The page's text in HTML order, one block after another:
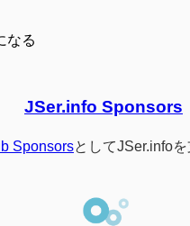
なる
JSer.info Sponsors
SponsorsとしてJSer.info